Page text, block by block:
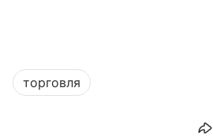
торговля